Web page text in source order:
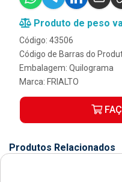
Produto de peso
Código: 43506
Código de Barras do
Embalagem: Quilograma
Marca: FRIALTO
Produtos Relacionados